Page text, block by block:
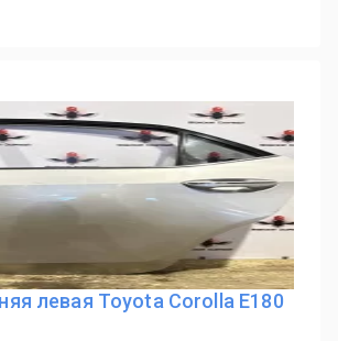
левая Toyota Corolla E180